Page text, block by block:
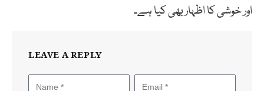
اور خوشی کا اظہار بھی کیا ہے۔
LEAVE A REPLY